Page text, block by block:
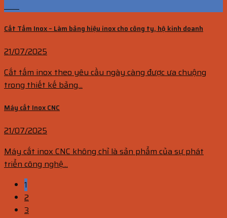
Cắt Tấm Inox – Làm bảng hiệu inox cho công ty, hộ kinh doanh
21/07/2025
Cắt tấm inox theo yêu cầu ngày càng được ưa chuộng
trong thiết kế bảng...
Máy cắt Inox CNC
21/07/2025
Máy cắt inox CNC không chỉ là sản phẩm của sự phát
triển công nghệ...
1
2
3